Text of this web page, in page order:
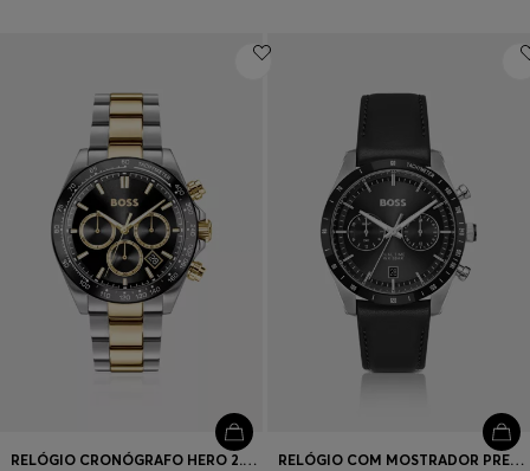
RELÓGIO CRONÓGRAFO HERO 2.0 COM MOSTRADOR PRETO E BRACELETE COM DOIS TONS RELÓGIO COM MOSTRADOR PRETO E BRACELETE EM PELE PRETA